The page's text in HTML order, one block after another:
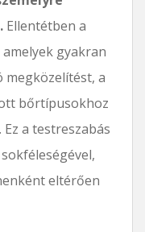
Ellentétben a
gyakran
megközelítést, a
bőrtípusokhoz
a testreszabás
eltérően